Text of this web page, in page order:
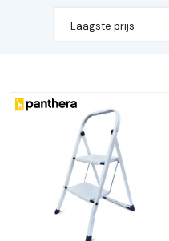
Laagste prijs